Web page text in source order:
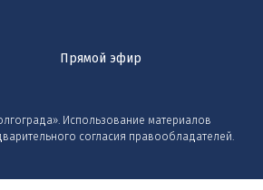
Прямой эфир
Использование материалов
согласия правообладателей.